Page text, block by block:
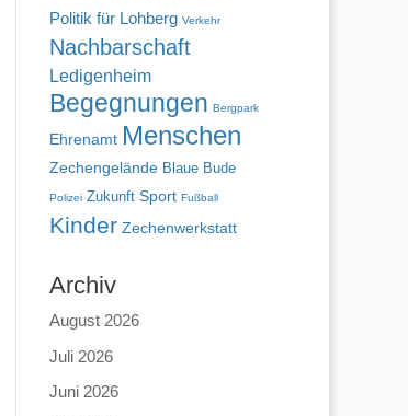
Politik für Lohberg Verkehr
Nachbarschaft
Ledigenheim
Begegnungen Bergpark
Ehrenamt Menschen
Zechengelände Blaue Bude
Polizei Zukunft Sport Fußball
Kinder Zechenwerkstatt
Archiv
August 2026
Juli 2026
Juni 2026